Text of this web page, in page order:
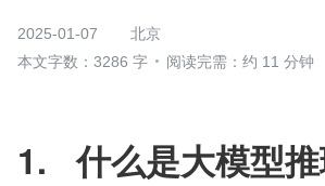
2025-01-07
北京
本文字数：3286 字
阅读完需：约 11 分钟
1.   什么是大模型